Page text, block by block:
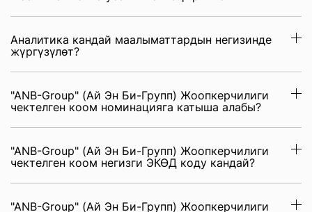
Аналитика кандай маалыматтардын негизинде
жүргүзүлөт?
"ANB-Group" (Ай Эн Би-Групп) Жоопкерчилиги
чектелген коом номинацияга катыша алабы?
"ANB-Group" (Ай Эн Би-Групп) Жоопкерчилиги
чектелген коом негизги ЭКӨД коду кандай?
"ANB-Group" (Ай Эн Би-Групп) Жоопкерчилиги